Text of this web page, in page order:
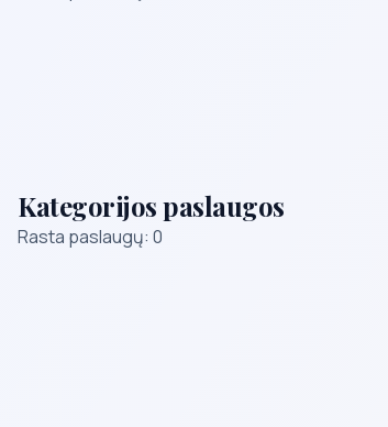
Kategorijos paslaugos
Rasta paslaugų: 0